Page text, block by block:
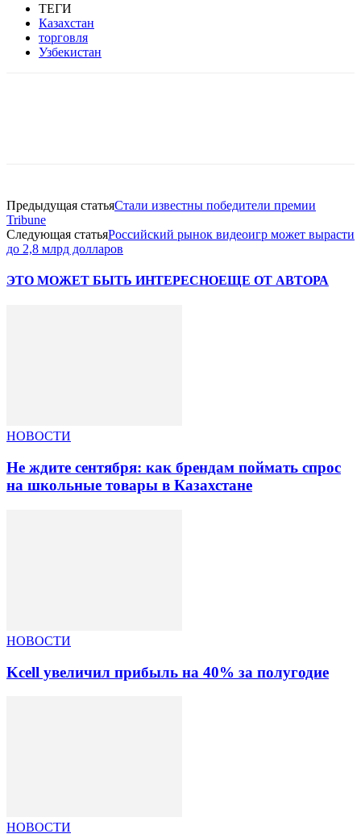
ТЕГИ
Казахстан
торговля
Узбекистан
Предыдущая статьяСтали известны победители премии
Tribune
Следующая статьяРоссийский рынок видеоигр может вырасти
до 2,8 млрд долларов
ЭТО МОЖЕТ БЫТЬ ИНТЕРЕСНОЕЩЕ ОТ АВТОРА
НОВОСТИ
Не ждите сентября: как брендам поймать спрос
на школьные товары в Казахстане
НОВОСТИ
Kcell увеличил прибыль на 40% за полугодие
НОВОСТИ